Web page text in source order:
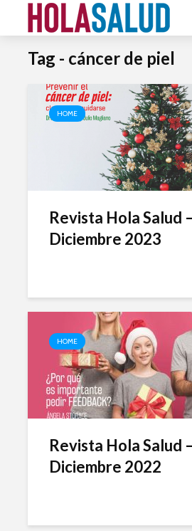
Tag - cáncer de piel
HOME
Revista Hola Salud
Diciembre 2023
HOME
Revista Hola Salud
Diciembre 2022